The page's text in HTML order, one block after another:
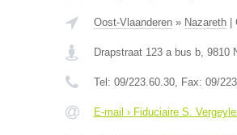
Oost-Vlaanderen» Nazareth|
Drapstraat 123 a bus b, 9810
Tel: 09/223.60.30, Fax: 09/
E-mail › Fiduciaire S.